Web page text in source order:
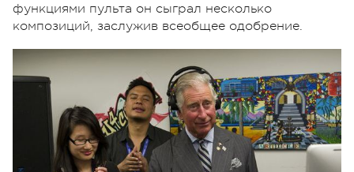
функциями пульта он сыграл несколько
композиций, заслужив всеобщее одобрение.